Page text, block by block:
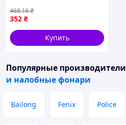
Налобный фонарик с usb
зарядкой
352 ₴
468.16₴
Купить
Популярные производители
и налобные фонари
Bailong Fenix Police